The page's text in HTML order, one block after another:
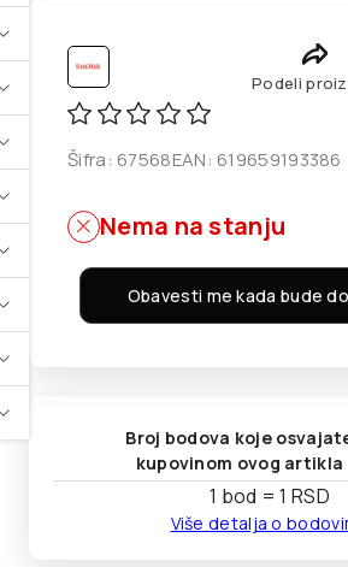
Podeli
Šifra: 67568EAN: 619659193386
Nema na stanju
Obavesti me kada bude
Broj bodova koje
kupovinom ovog artikla
1 bod = 1 RSD
Više detalja o